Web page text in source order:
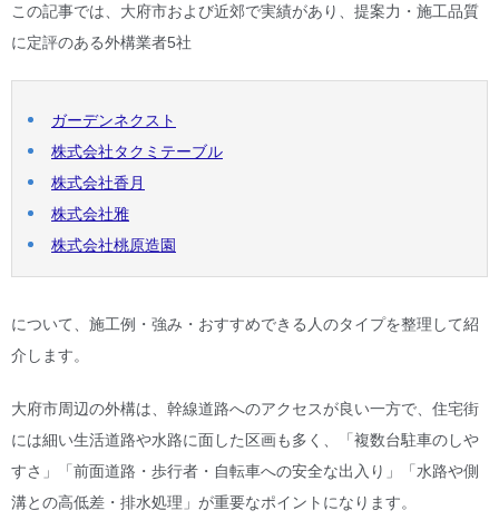
この記事では、大府市および近郊で実績があり、提案力・施工品質
に定評のある外構業者5社
ガーデンネクスト
株式会社タクミテーブル
株式会社香月
株式会社雅
株式会社桃原造園
について、施工例・強み・おすすめできる人のタイプを整理して紹
介します。
大府市周辺の外構は、幹線道路へのアクセスが良い一方で、住宅街
には細い生活道路や水路に面した区画も多く、「複数台駐車のしや
すさ」「前面道路・歩行者・自転車への安全な出入り」「水路や側
溝との高低差・排水処理」が重要なポイントになります。